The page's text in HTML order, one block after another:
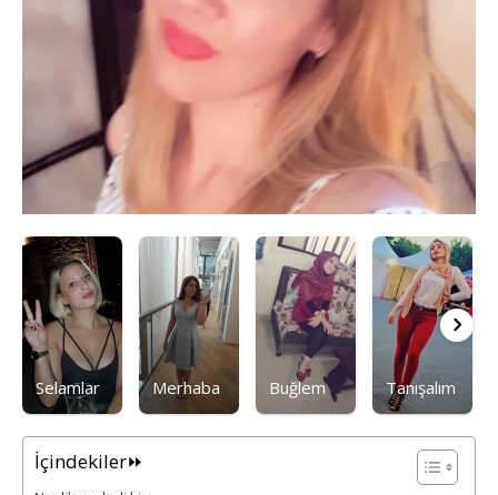
Selamlar Merhaba Buğlem Tanışalım
İçindekiler⏩